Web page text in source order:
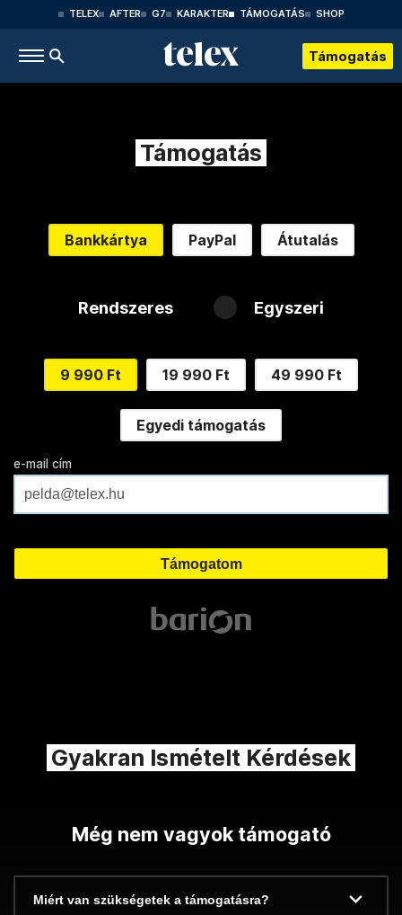
TELEX AFTER G7 KARAKTER TÁMOGATÁS SHOP
Támogatás
Támogatás
Bankkártya PayPal Átutalás
Rendszeres Egyszeri
9 990 Ft 19 990 Ft 49 990 Ft
Egyedi támogatás
e-mail cím
Gyakran Ismételt Kérdések
Még nem vagyok támogató
Miért van szükségetek a támogatásra?